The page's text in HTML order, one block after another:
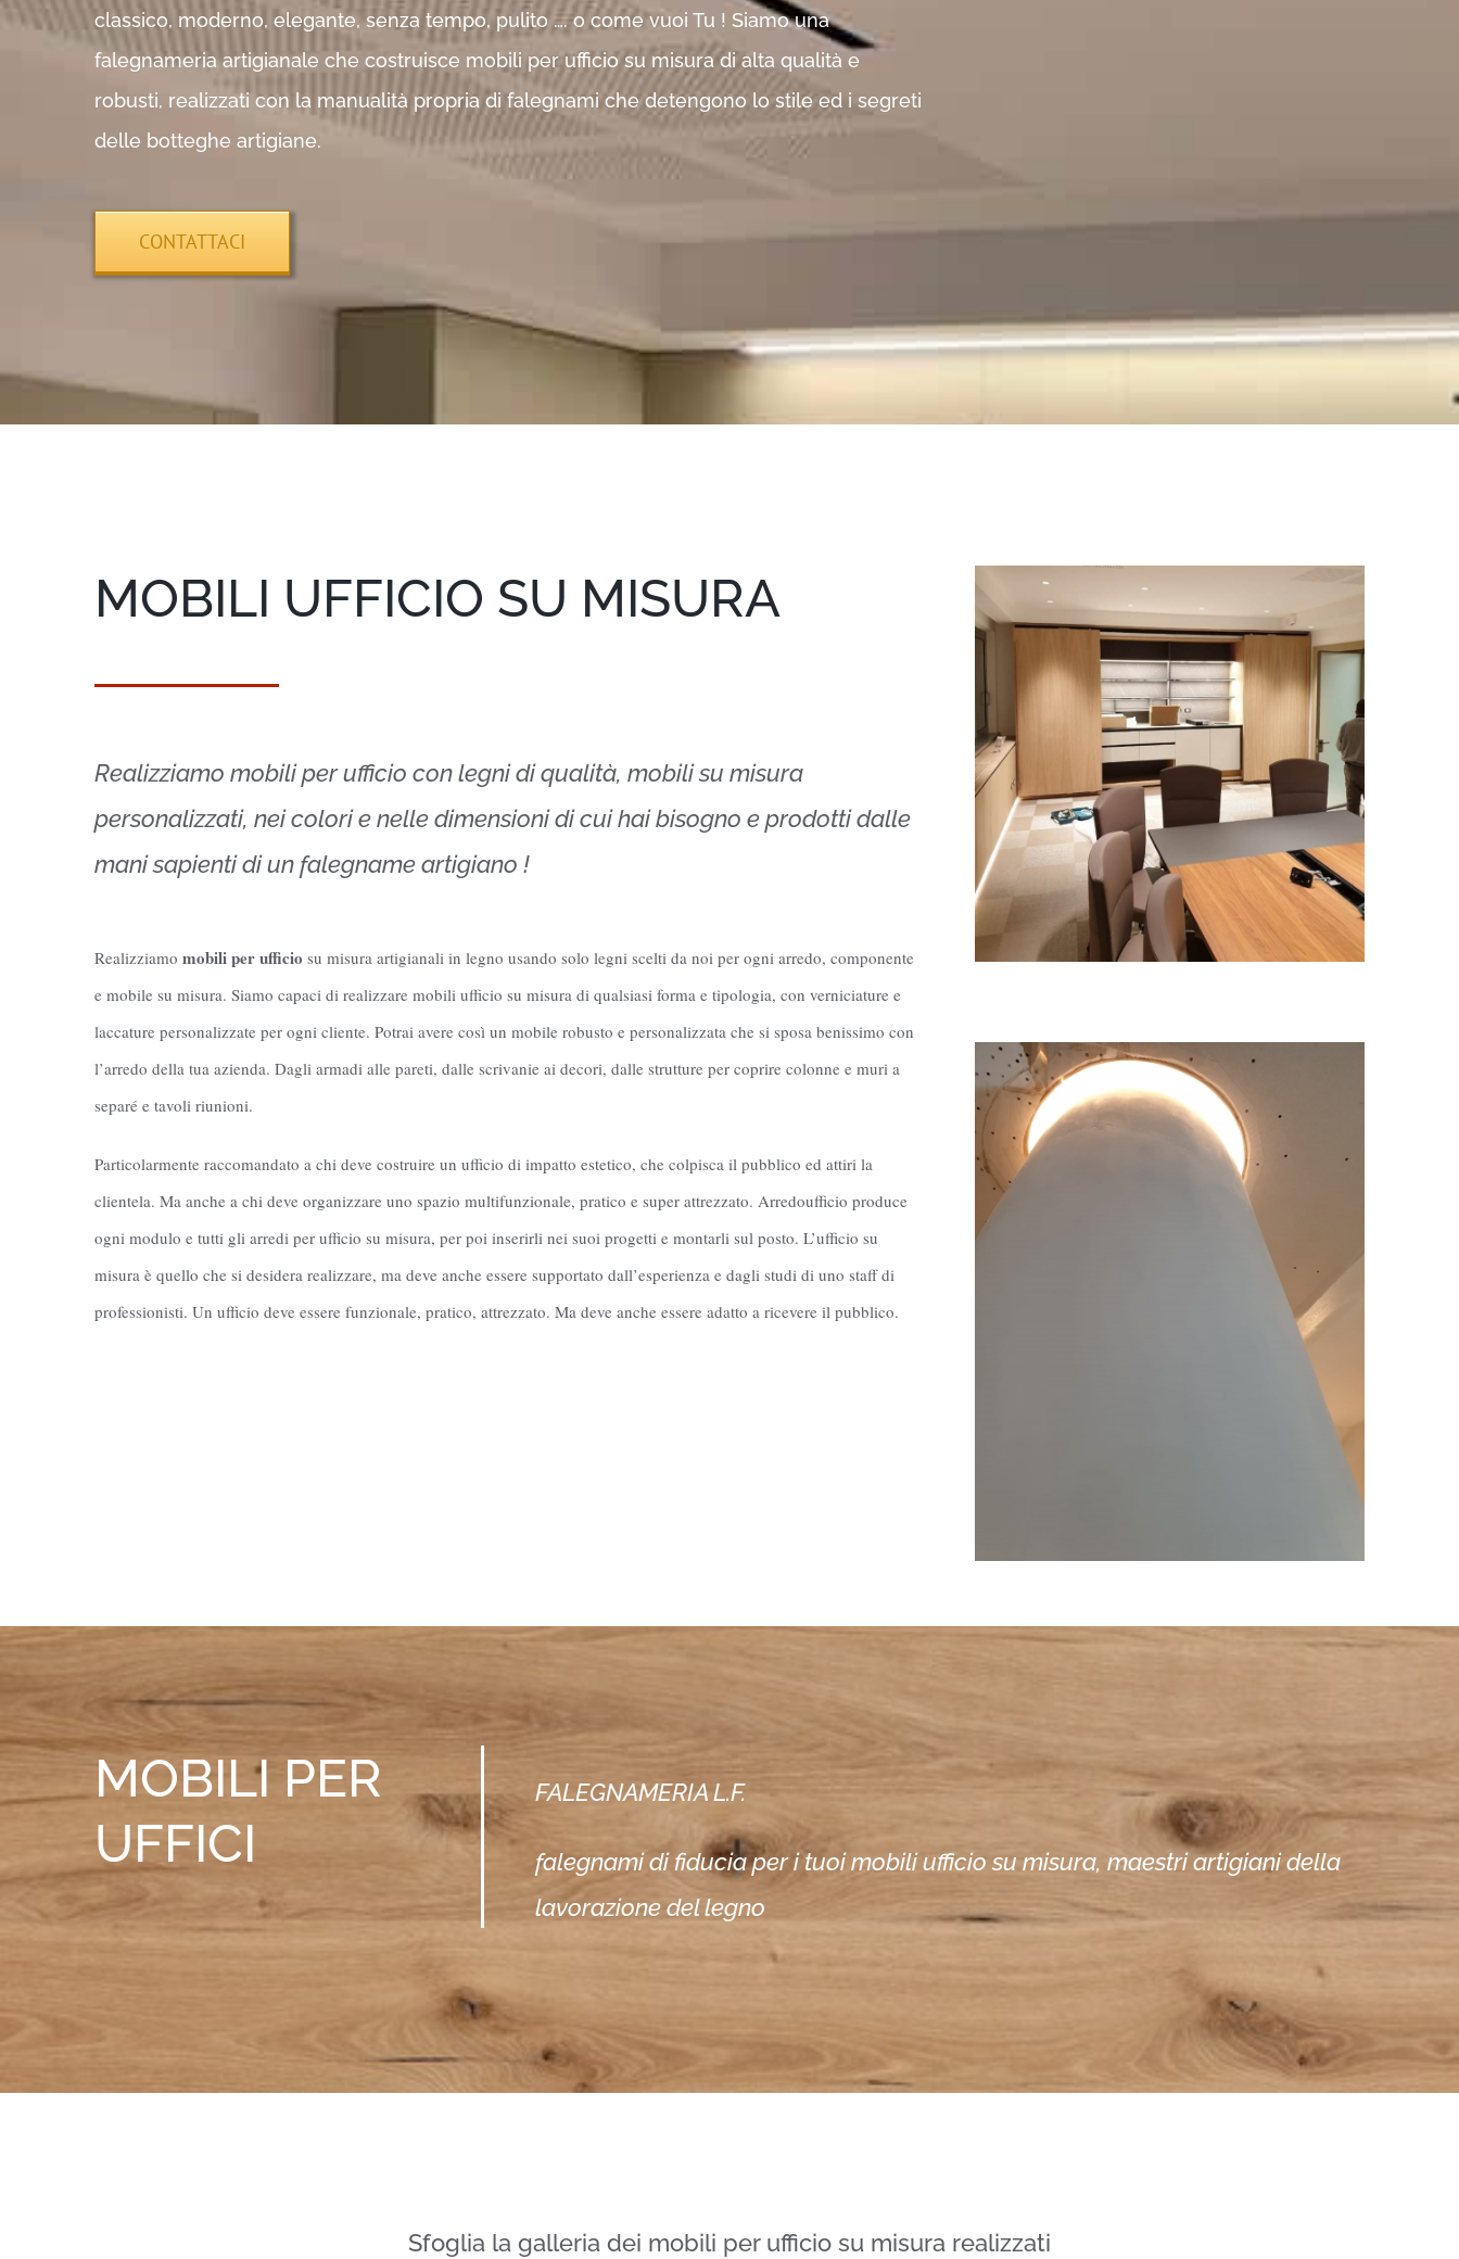
classico, moderno, elegante, senza tempo, pulito …. o come vuoi Tu ! Siamo una
falegnameria artigianale che costruisce mobili per ufficio su misura di alta qualità e
robusti, realizzati con la manualità propria di falegnami che detengono lo stile ed i segreti
delle botteghe artigiane.
CONTATTACI
MOBILI UFFICIO SU MISURA
Realizziamo mobili per ufficio con legni di qualità, mobili su misura
personalizzati, nei colori e nelle dimensioni di cui hai bisogno e prodotti dalle
mani sapienti di un falegname artigiano !
Realizziamo mobili per ufficio su misura artigianali in legno usando solo legni scelti da noi per ogni arredo, componente
e mobile su misura. Siamo capaci di realizzare mobili ufficio su misura di qualsiasi forma e tipologia, con verniciature e
laccature personalizzate per ogni cliente. Potrai avere così un mobile robusto e personalizzata che si sposa benissimo con
l’arredo della tua azienda. Dagli armadi alle pareti, dalle scrivanie ai decori, dalle strutture per coprire colonne e muri a
separé e tavoli riunioni.
Particolarmente raccomandato a chi deve costruire un ufficio di impatto estetico, che colpisca il pubblico ed attiri la
clientela. Ma anche a chi deve organizzare uno spazio multifunzionale, pratico e super attrezzato. Arredoufficio produce
ogni modulo e tutti gli arredi per ufficio su misura, per poi inserirli nei suoi progetti e montarli sul posto. L’ufficio su
misura è quello che si desidera realizzare, ma deve anche essere supportato dall’esperienza e dagli studi di uno staff di
professionisti. Un ufficio deve essere funzionale, pratico, attrezzato. Ma deve anche essere adatto a ricevere il pubblico.
MOBILI PER
UFFICI
FALEGNAMERIA L.F.
falegnami di fiducia per i tuoi mobili ufficio su misura, maestri artigiani della
lavorazione del legno
Sfoglia la galleria dei mobili per ufficio su misura realizzati